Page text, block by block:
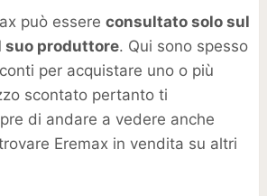
può essere consultato solo sul
produttore. Qui sono spesso
per acquistare uno o più
scontato pertanto ti
di andare a vedere anche
Eremax in vendita su altri